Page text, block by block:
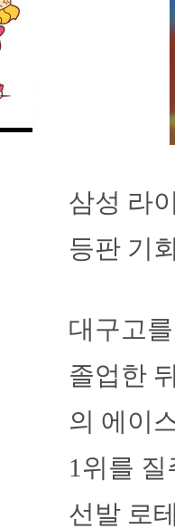
삼성 라
등판 기
대구고를
졸업한
의 에이
1위를
선발 로